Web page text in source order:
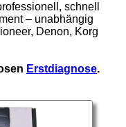
schnell
– unabhängig
Denon, Korg
Erstdiagnose.